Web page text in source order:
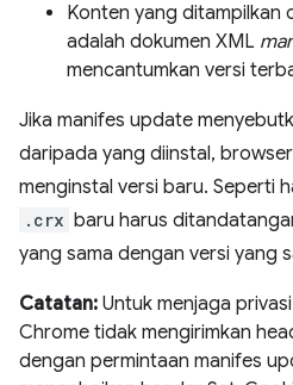
Konten yang ditampilkan
adalah dokumen XML
mencantumkan versi
Jika manifes update
daripada yang diinstal,
menginstal versi baru. Seperti
.crx baru harus
yang sama dengan versi yang
Catatan: Untuk menjaga
Chrome tidak mengirimkan
dengan permintaan manifes